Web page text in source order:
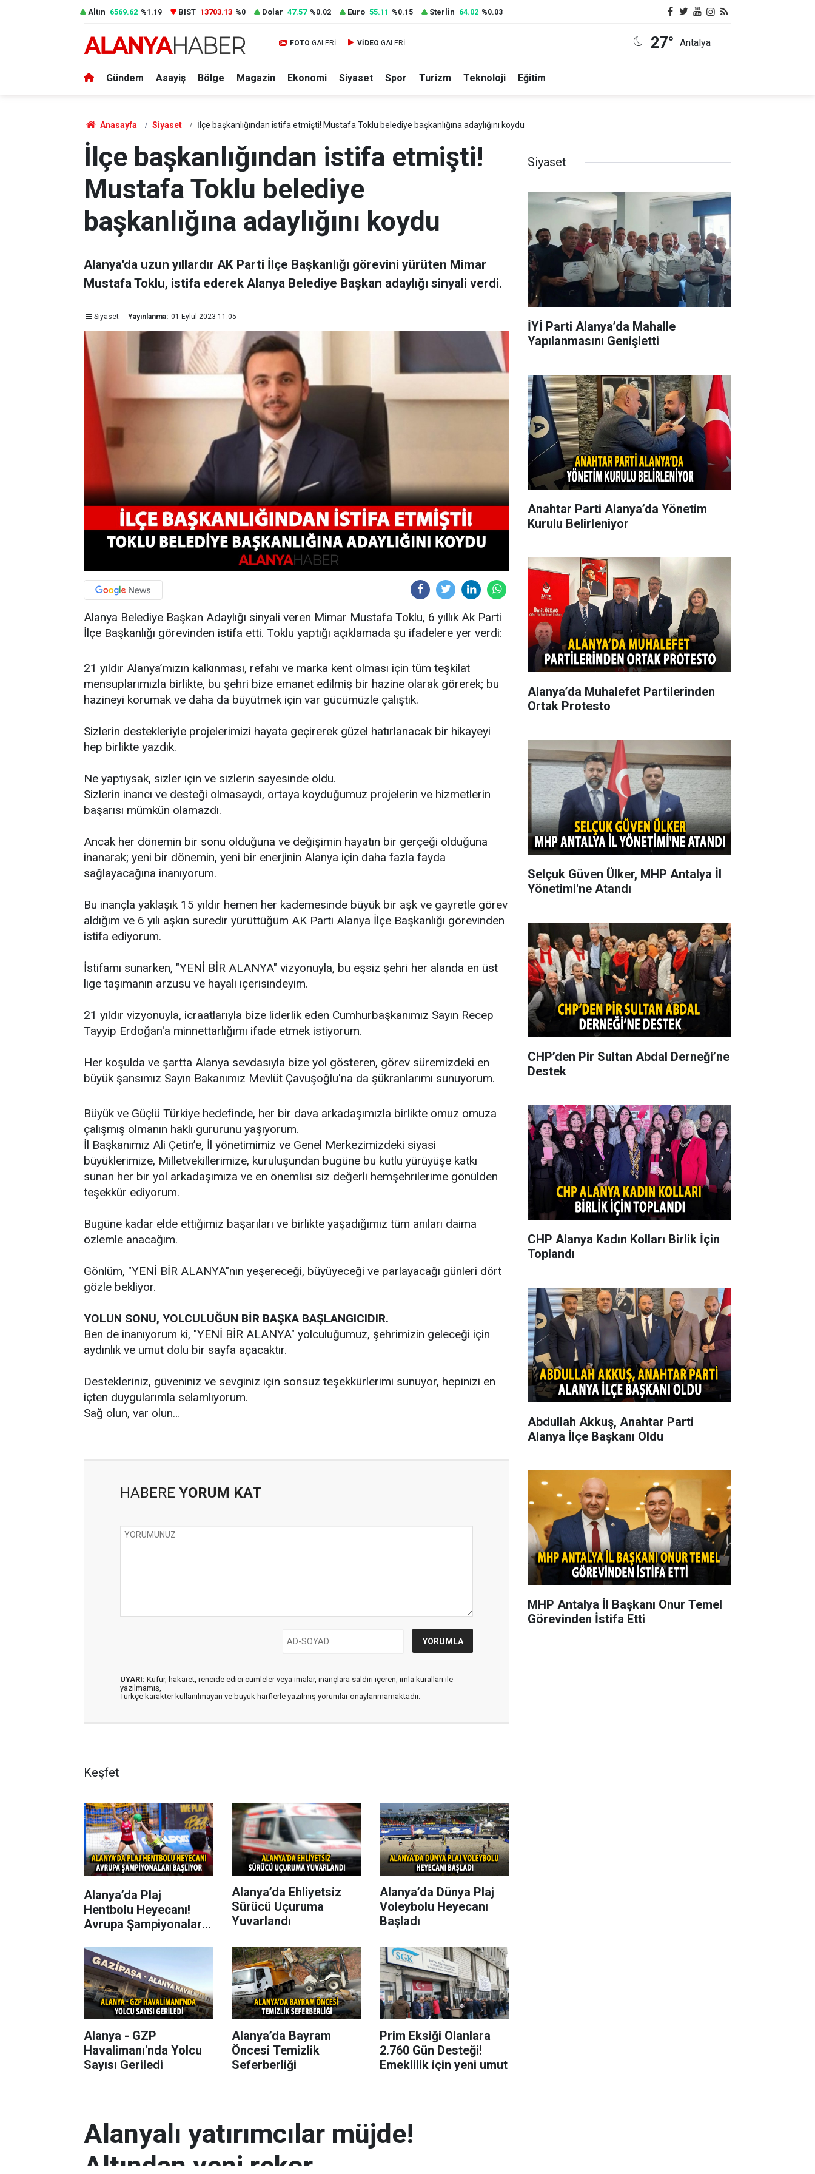
Altın 6569.62 %1.19 BIST 13703.13 %0 Dolar 47.57 %0.02 Euro 55.11 %0.15 Sterlin 64.02 %0.03
FOTO GALERİ VİDEO GALERİ 27° Antalya
Gündem Asayiş Bölge Magazin Ekonomi Siyaset Spor Turizm Teknoloji Eğitim
Anasayfa Siyaset İlçe başkanlığından istifa etmişti! Mustafa Toklu belediye başkanlığına adaylığını koydu
İlçe başkanlığından istifa etmişti!
Mustafa Toklu belediye
başkanlığına adaylığını koydu
Alanya'da uzun yıllardır AK Parti İlçe Başkanlığı görevini yürüten Mimar
Mustafa Toklu, istifa ederek Alanya Belediye Başkan adaylığı sinyali verdi.
Siyaset Yayınlanma: 01 Eylül 2023 11:05
Alanya Belediye Başkan Adaylığı sinyali veren Mimar Mustafa Toklu, 6 yıllık Ak Parti
İlçe Başkanlığı görevinden istifa etti. Toklu yaptığı açıklamada şu ifadelere yer verdi:
21 yıldır Alanya’mızın kalkınması, refahı ve marka kent olması için tüm teşkilat
mensuplarımızla birlikte, bu şehri bize emanet edilmiş bir hazine olarak görerek; bu
hazineyi korumak ve daha da büyütmek için var gücümüzle çalıştık.
Sizlerin destekleriyle projelerimizi hayata geçirerek güzel hatırlanacak bir hikayeyi
hep birlikte yazdık.
Ne yaptıysak, sizler için ve sizlerin sayesinde oldu.
Sizlerin inancı ve desteği olmasaydı, ortaya koyduğumuz projelerin ve hizmetlerin
başarısı mümkün olamazdı.
Ancak her dönemin bir sonu olduğuna ve değişimin hayatın bir gerçeği olduğuna
inanarak; yeni bir dönemin, yeni bir enerjinin Alanya için daha fazla fayda
sağlayacağına inanıyorum.
Bu inançla yaklaşık 15 yıldır hemen her kademesinde büyük bir aşk ve gayretle görev
aldığım ve 6 yılı aşkın suredir yürüttüğüm AK Parti Alanya İlçe Başkanlığı görevinden
istifa ediyorum.
İstifamı sunarken, "YENİ BİR ALANYA" vizyonuyla, bu eşsiz şehri her alanda en üst
lige taşımanın arzusu ve hayali içerisindeyim.
21 yıldır vizyonuyla, icraatlarıyla bize liderlik eden Cumhurbaşkanımız Sayın Recep
Tayyip Erdoğan'a minnettarlığımı ifade etmek istiyorum.
Her koşulda ve şartta Alanya sevdasıyla bize yol gösteren, görev süremizdeki en
büyük şansımız Sayın Bakanımız Mevlüt Çavuşoğlu'na da şükranlarımı sunuyorum.
Büyük ve Güçlü Türkiye hedefinde, her bir dava arkadaşımızla birlikte omuz omuza
çalışmış olmanın haklı gururunu yaşıyorum.
İl Başkanımız Ali Çetin’e, İl yönetimimiz ve Genel Merkezimizdeki siyasi
büyüklerimize, Milletvekillerimize, kuruluşundan bugüne bu kutlu yürüyüşe katkı
sunan her bir yol arkadaşımıza ve en önemlisi siz değerli hemşehrilerime gönülden
teşekkür ediyorum.
Bugüne kadar elde ettiğimiz başarıları ve birlikte yaşadığımız tüm anıları daima
özlemle anacağım.
Gönlüm, "YENİ BİR ALANYA"nın yeşereceği, büyüyeceği ve parlayacağı günleri dört
gözle bekliyor.
YOLUN SONU, YOLCULUĞUN BİR BAŞKA BAŞLANGICIDIR.
Ben de inanıyorum ki, "YENİ BİR ALANYA" yolculuğumuz, şehrimizin geleceği için
aydınlık ve umut dolu bir sayfa açacaktır.
Destekleriniz, güveniniz ve sevginiz için sonsuz teşekkürlerimi sunuyor, hepinizi en
içten duygularımla selamlıyorum.
Sağ olun, var olun…
HABERE YORUM KAT
UYARI: Küfür, hakaret, rencide edici cümleler veya imalar, inançlara saldırı içeren, imla kuralları ile
yazılmamış,
Türkçe karakter kullanılmayan ve büyük harflerle yazılmış yorumlar onaylanmamaktadır.
Keşfet
Alanya’da Plaj
Hentbolu Heyecanı!
Avrupa Şampiyonaları
Alanya’da Ehliyetsiz
Sürücü Uçuruma
Yuvarlandı
Alanya’da Dünya Plaj
Voleybolu Heyecanı
Başladı
Alanya - GZP
Havalimanı'nda Yolcu
Sayısı Geriledi
Alanya’da Bayram
Öncesi Temizlik
Seferberliği
Prim Eksiği Olanlara
2.760 Gün Desteği!
Emeklilik için yeni umut
Alanyalı yatırımcılar müjde!
Altından yeni rekor
Siyaset
İYİ Parti Alanya’da Mahalle
Yapılanmasını Genişletti
Anahtar Parti Alanya’da Yönetim
Kurulu Belirleniyor
Alanya’da Muhalefet Partilerinden
Ortak Protesto
Selçuk Güven Ülker, MHP Antalya İl
Yönetimi'ne Atandı
CHP’den Pir Sultan Abdal Derneği’ne
Destek
CHP Alanya Kadın Kolları Birlik İçin
Toplandı
Abdullah Akkuş, Anahtar Parti
Alanya İlçe Başkanı Oldu
MHP Antalya İl Başkanı Onur Temel
Görevinden İstifa Etti